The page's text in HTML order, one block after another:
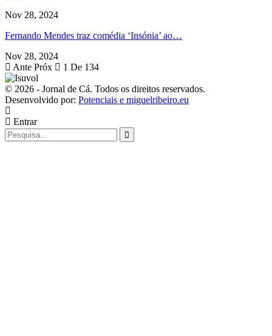
Nov 28, 2024
Fernando Mendes traz comédia ‘Insónia’ ao…
Nov 28, 2024
Ante Próx 1 De 134
© 2026 - Jornal de Cá. Todos os direitos reservados.
Desenvolvido por: Potenciais e miguelribeiro.eu
Entrar